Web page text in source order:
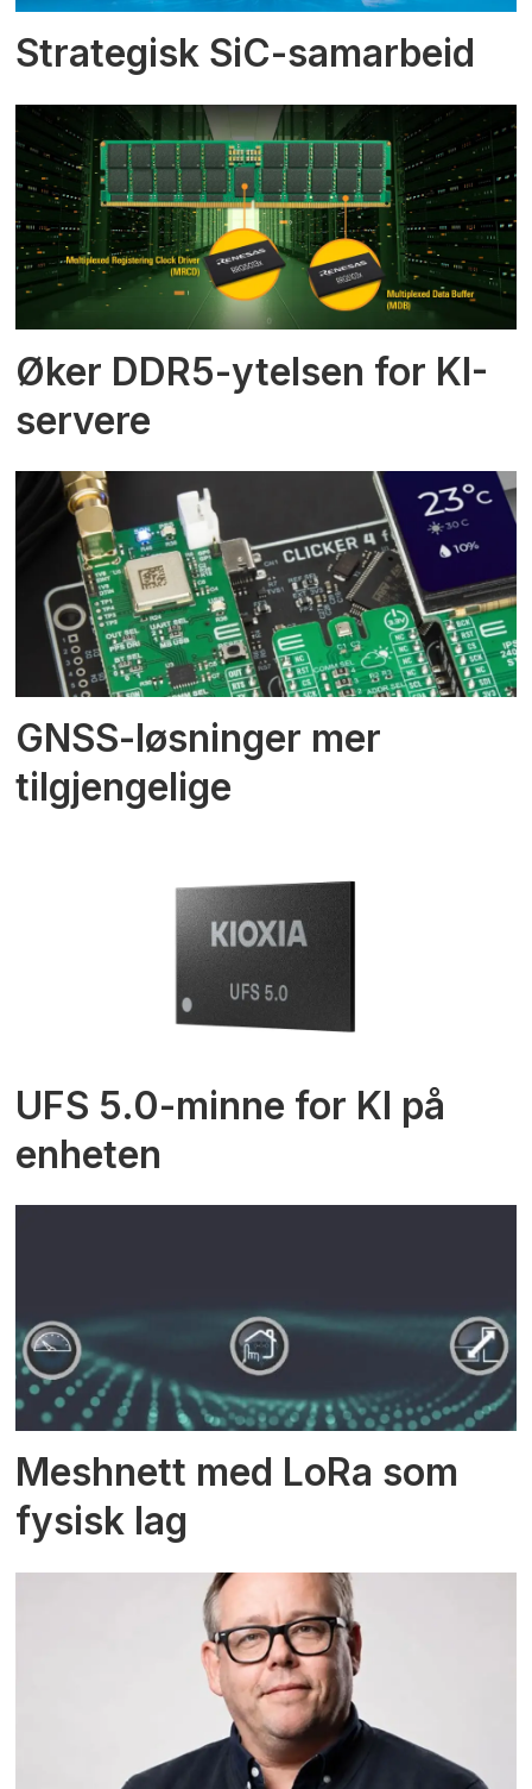
Strategisk SiC-samarbeid
Øker DDR5-ytelsen for KI-
servere
GNSS-løsninger mer
tilgjengelige
UFS 5.0-minne for KI på
enheten
Meshnett med LoRa som
fysisk lag